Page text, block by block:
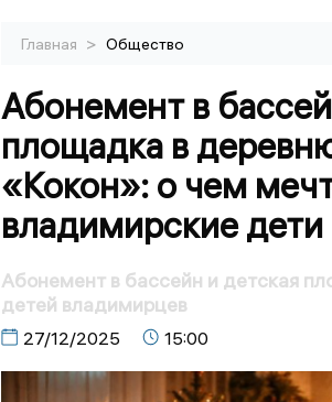
Главная > Общество
Абонемент в
площадка в
«Кокон»: о чем
владимирские
Абонемент в бассейн и детская
детей владимирцев
27/12/2025 15:00